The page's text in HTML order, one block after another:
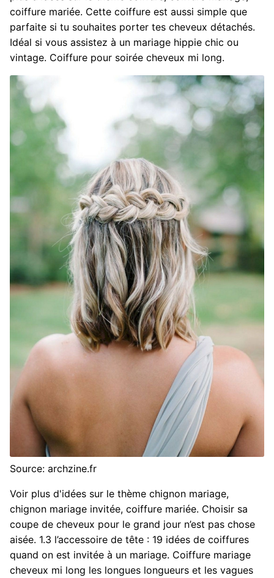
coiffure mariée. Cette coiffure est aussi simple que
parfaite si tu souhaites porter tes cheveux détachés.
Idéal si vous assistez à un mariage hippie chic ou
vintage. Coiffure pour soirée cheveux mi long.
Source: archzine.fr
Voir plus d'idées sur le thème chignon mariage,
chignon mariage invitée, coiffure mariée. Choisir sa
coupe de cheveux pour le grand jour n’est pas chose
aisée. 1.3 l’accessoire de tête : 19 idées de coiffures
quand on est invitée à un mariage. Coiffure mariage
cheveux mi long les longues longueurs et les vagues